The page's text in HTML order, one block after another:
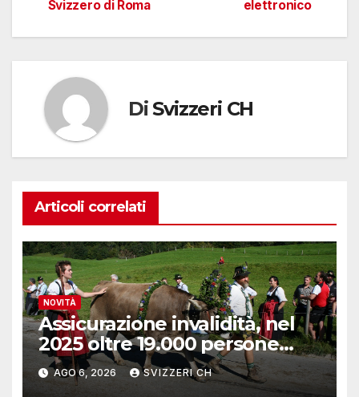
articoli
elettronico
Svizzero di Roma
Di Svizzeri CH
Articoli correlati
NOVITÀ
Assicurazione invalidità, nel
2025 oltre 19.000 persone
reinserite nel mercato del
lavoro
AGO 6, 2026 SVIZZERI CH